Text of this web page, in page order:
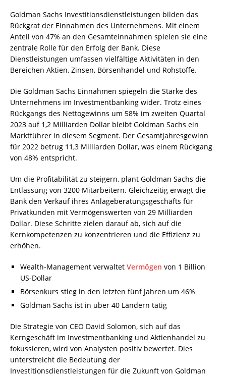
Goldman Sachs Investitionsdienstleistungen bilden das
Rückgrat der Einnahmen des Unternehmens. Mit einem
Anteil von 47% an den Gesamteinnahmen spielen sie eine
zentrale Rolle für den Erfolg der Bank. Diese
Dienstleistungen umfassen vielfältige Aktivitäten in den
Bereichen Aktien, Zinsen, Börsenhandel und Rohstoffe.
Die Goldman Sachs Einnahmen spiegeln die Stärke des
Unternehmens im Investmentbanking wider. Trotz eines
Rückgangs des Nettogewinns um 58% im zweiten Quartal
2023 auf 1,2 Milliarden Dollar bleibt Goldman Sachs ein
Marktführer in diesem Segment. Der Gesamtjahresgewinn
für 2022 betrug 11,3 Milliarden Dollar, was einem Rückgang
von 48% entspricht.
Um die Profitabilität zu steigern, plant Goldman Sachs die
Entlassung von 3200 Mitarbeitern. Gleichzeitig erwägt die
Bank den Verkauf ihres Anlageberatungsgeschäfts für
Privatkunden mit Vermögenswerten von 29 Milliarden
Dollar. Diese Schritte zielen darauf ab, sich auf die
Kernkompetenzen zu konzentrieren und die Effizienz zu
erhöhen.
Wealth-Management verwaltet Vermögen von 1 Billion
US-Dollar
Börsenkurs stieg in den letzten fünf Jahren um 46%
Goldman Sachs ist in über 40 Ländern tätig
Die Strategie von CEO David Solomon, sich auf das
Kerngeschäft im Investmentbanking und Aktienhandel zu
fokussieren, wird von Analysten positiv bewertet. Dies
unterstreicht die Bedeutung der
Investitionsdienstleistungen für die Zukunft von Goldman